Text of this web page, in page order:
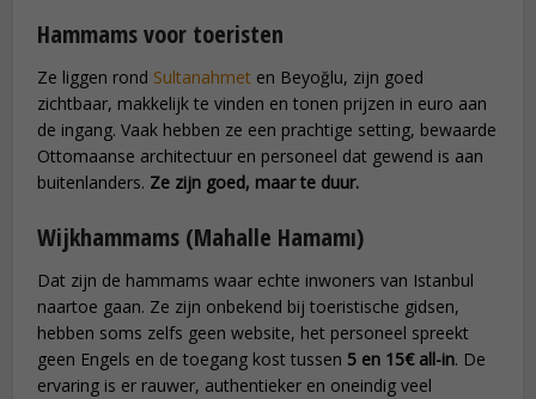
Hammams voor toeristen
Ze liggen rond Sultanahmet en Beyoğlu, zijn goed
zichtbaar, makkelijk te vinden en tonen prijzen in euro aan
de ingang. Vaak hebben ze een prachtige setting, bewaarde
Ottomaanse architectuur en personeel dat gewend is aan
buitenlanders. Ze zijn goed, maar te duur.
Wijkhammams (Mahalle Hamamı)
Dat zijn de hammams waar echte inwoners van Istanbul
naartoe gaan. Ze zijn onbekend bij toeristische gidsen,
hebben soms zelfs geen website, het personeel spreekt
geen Engels en de toegang kost tussen 5 en 15€ all-in. De
ervaring is er rauwer, authentieker en oneindig veel